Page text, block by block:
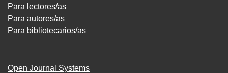
Para lectores/as
Para autores/as
Para bibliotecarios/as
Open Journal Systems